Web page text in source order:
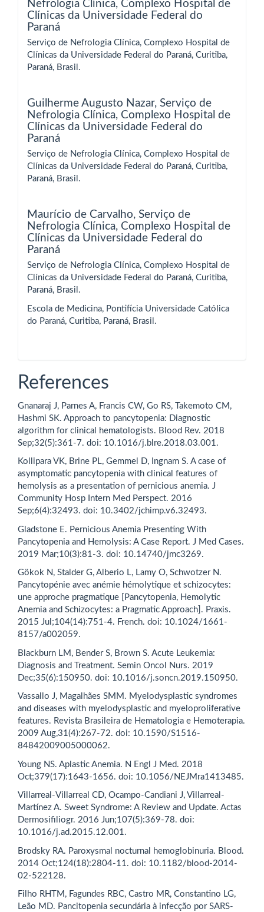
Nefrologia Clínica, Complexo Hospital de
Clínicas da Universidade Federal do
Paraná
Serviço de Nefrologia Clínica, Complexo Hospital de
Clínicas da Universidade Federal do Paraná, Curitiba,
Paraná, Brasil.
Guilherme Augusto Nazar, Serviço de
Nefrologia Clínica, Complexo Hospital de
Clínicas da Universidade Federal do
Paraná
Serviço de Nefrologia Clínica, Complexo Hospital de
Clínicas da Universidade Federal do Paraná, Curitiba,
Paraná, Brasil.
Maurício de Carvalho, Serviço de
Nefrologia Clínica, Complexo Hospital de
Clínicas da Universidade Federal do
Paraná
Serviço de Nefrologia Clínica, Complexo Hospital de
Clínicas da Universidade Federal do Paraná, Curitiba,
Paraná, Brasil.
Escola de Medicina, Pontifícia Universidade Católica
do Paraná, Curitiba, Paraná, Brasil.
References
Gnanaraj J, Parnes A, Francis CW, Go RS, Takemoto CM,
Hashmi SK. Approach to pancytopenia: Diagnostic
algorithm for clinical hematologists. Blood Rev. 2018
Sep;32(5):361-7. doi: 10.1016/j.blre.2018.03.001.
Kollipara VK, Brine PL, Gemmel D, Ingnam S. A case of
asymptomatic pancytopenia with clinical features of
hemolysis as a presentation of pernicious anemia. J
Community Hosp Intern Med Perspect. 2016
Sep;6(4):32493. doi: 10.3402/jchimp.v6.32493.
Gladstone E. Pernicious Anemia Presenting With
Pancytopenia and Hemolysis: A Case Report. J Med Cases.
2019 Mar;10(3):81-3. doi: 10.14740/jmc3269.
Gökok N, Stalder G, Alberio L, Lamy O, Schwotzer N.
Pancytopénie avec anémie hémolytique et schizocytes:
une approche pragmatique [Pancytopenia, Hemolytic
Anemia and Schizocytes: a Pragmatic Approach]. Praxis.
2015 Jul;104(14):751-4. French. doi: 10.1024/1661-
8157/a002059.
Blackburn LM, Bender S, Brown S. Acute Leukemia:
Diagnosis and Treatment. Semin Oncol Nurs. 2019
Dec;35(6):150950. doi: 10.1016/j.soncn.2019.150950.
Vassallo J, Magalhães SMM. Myelodysplastic syndromes
and diseases with myelodysplastic and myeloproliferative
features. Revista Brasileira de Hematologia e Hemoterapia.
2009 Aug,31(4):267-72. doi: 10.1590/S1516-
84842009005000062.
Young NS. Aplastic Anemia. N Engl J Med. 2018
Oct;379(17):1643-1656. doi: 10.1056/NEJMra1413485.
Villarreal-Villarreal CD, Ocampo-Candiani J, Villarreal-
Martínez A. Sweet Syndrome: A Review and Update. Actas
Dermosifiliogr. 2016 Jun;107(5):369-78. doi:
10.1016/j.ad.2015.12.001.
Brodsky RA. Paroxysmal nocturnal hemoglobinuria. Blood.
2014 Oct;124(18):2804-11. doi: 10.1182/blood-2014-
02-522128.
Filho RHTM, Fagundes RBC, Castro MR, Constantino LG,
Leão MD. Pancitopenia secundária à infecção por SARS-